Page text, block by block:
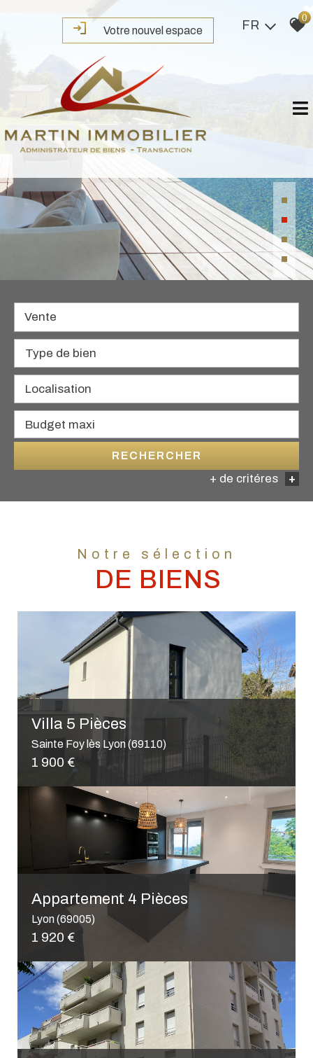
Votre nouvel espace FR
0
Vente
RECHERCHER
+ de critéres +
Notre sélection
DE BIENS
Appartement 2 Pièces
Lyon (69005)
240 000 €
Appartement 1 Pièce
Lyon (69002)
185 000 €